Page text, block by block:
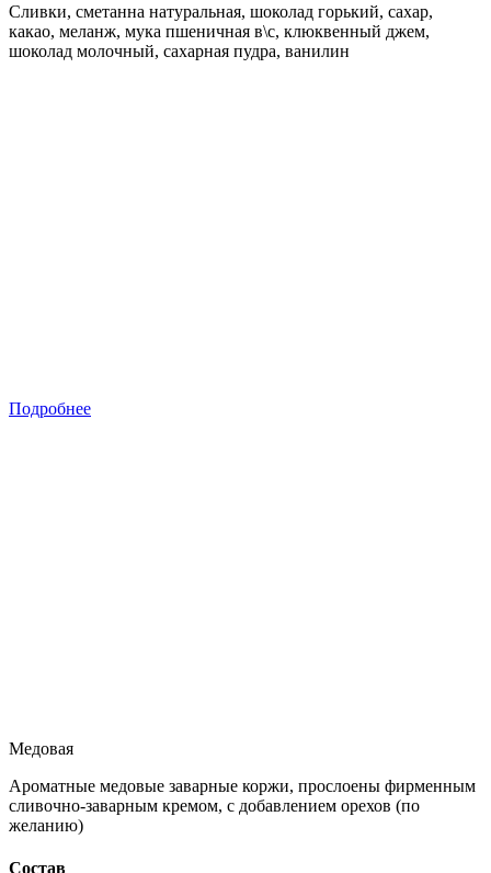
Сливки, сметанна натуральная, шоколад горький, сахар,
какао, меланж, мука пшеничная в\с, клюквенный джем,
шоколад молочный, сахарная пудра, ванилин
Подробнее
Медовая
Ароматные медовые заварные коржи, прослоены фирменным
сливочно-заварным кремом, с добавлением орехов (по
желанию)
Состав